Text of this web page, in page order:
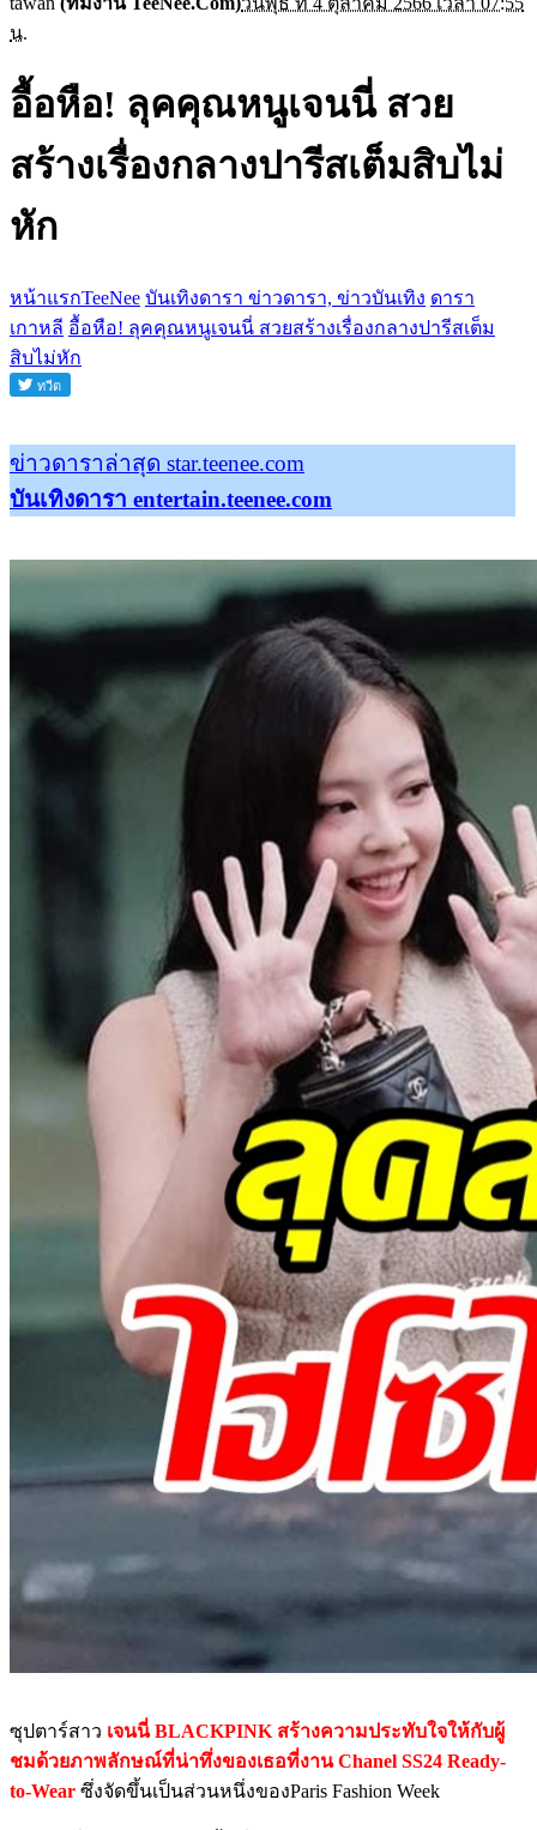
น.
อื้อหือ! ลุคคุณหนูเจนนี่ สวย
สร้างเรื่องกลางปารีสเต็มสิบไม่
หัก
หน้าแรกTeeNee บันเทิงดารา ข่าวดารา, ข่าวบันเทิง ดารา
เกาหลี อื้อหือ! ลุคคุณหนูเจนนี่ สวยสร้างเรื่องกลางปารีสเต็ม
สิบไม่หัก
ข่าวดาราล่าสุด star.teenee.com
บันเทิงดารา entertain.teenee.com
ซุปตาร์สาว เจนนี่ BLACKPINK สร้างความประทับใจให้กับผู้
ชมด้วยภาพลักษณ์ที่น่าทึ่งของเธอที่งาน Chanel SS24 Ready-
to-Wear ซึ่งจัดขึ้นเป็นส่วนหนึ่งของParis Fashion Week